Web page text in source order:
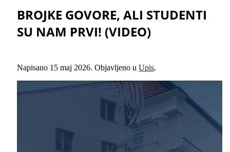
BROJKE GOVORE, ALI STUDENTI
SU NAM PRVI! (VIDEO)
Napisano 15 maj 2026. Objavljeno u Upis.